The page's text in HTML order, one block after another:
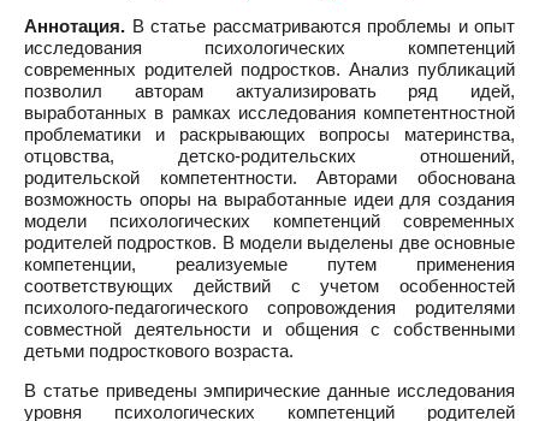
Аннотация. В статье рассматриваются проблемы и опыт
исследования психологических компетенций
современных родителей подростков. Анализ публикаций
позволил авторам актуализировать ряд идей,
выработанных в рамках исследования компетентностной
проблематики и раскрывающих вопросы материнства,
отцовства, детско-родительских отношений,
родительской компетентности. Авторами обоснована
возможность опоры на выработанные идеи для создания
модели психологических компетенций современных
родителей подростков. В модели выделены две основные
компетенции, реализуемые путем применения
соответствующих действий с учетом особенностей
психолого-педагогического сопровождения родителями
совместной деятельности и общения с собственными
детьми подросткового возраста.
В статье приведены эмпирические данные исследования
уровня психологических компетенций родителей